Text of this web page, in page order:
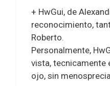
+ HwGui, de
reconocimiento,
Roberto.
Personalmente,
vista, tecnicamente
ojo, sin